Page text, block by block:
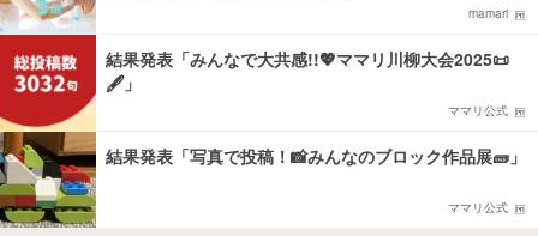
mamari
結果発表「みんなで大共感!!💖ママリ川柳大会2025📜
🖋️」
ママリ公式
結果発表「写真で投稿！📸みんなのブロック作品展🧱」
ママリ公式